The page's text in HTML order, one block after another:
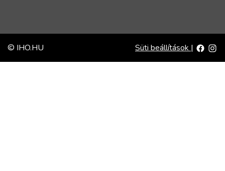
© IHO.HU Süti beállítások |